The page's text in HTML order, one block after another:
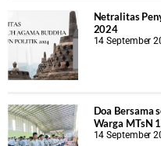
Netralitas
2024
14 September
Doa Bersama
Warga MTsN
14 September